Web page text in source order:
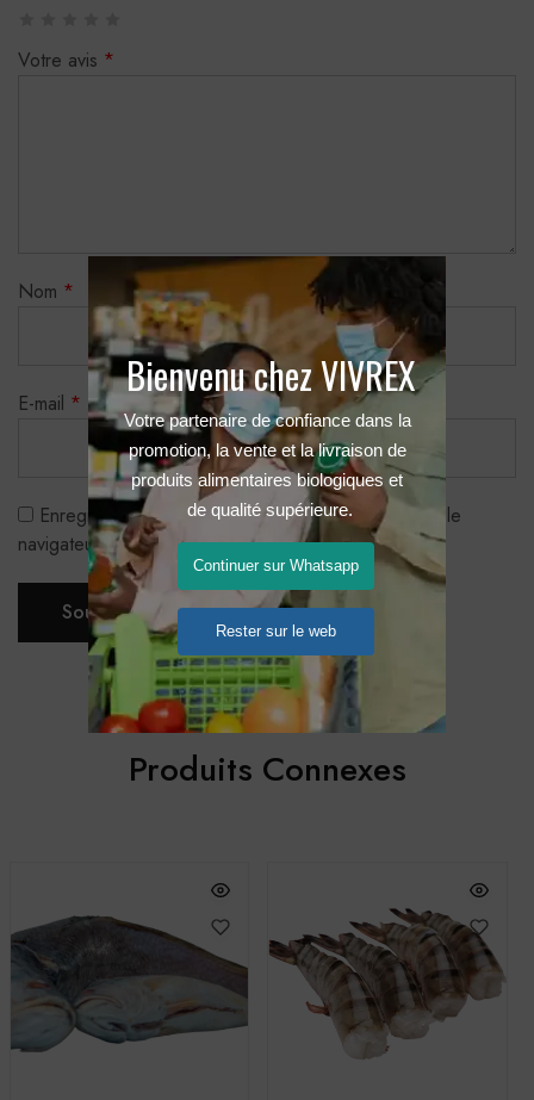
Votre avis *
Nom *
E-mail *
Enregistrer mon nom, mon e-mail et mon site dans le
navigateur pour mon prochain commentaire.
Produits Connexes
Bienvenu chez VIVREX
Votre partenaire de confiance dans la
promotion, la vente et la livraison de
produits alimentaires biologiques et
de qualité supérieure.
Continuer sur Whatsapp
Rester sur le web